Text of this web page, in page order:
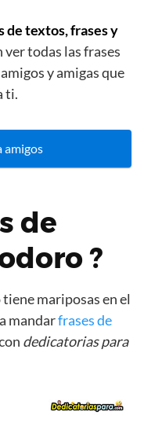
de textos, frases y
todas las frases
y amigas que
ti.
amigos
de
?
mariposas en el
mandarfrases de
dedicatorias para